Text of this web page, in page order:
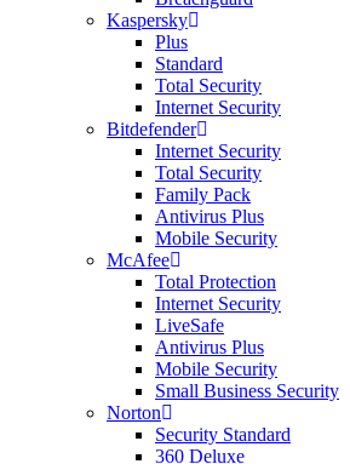
Kaspersky
Plus
Standard
Total Security
Internet Security
Bitdefender
Internet Security
Total Security
Family Pack
Antivirus Plus
Mobile Security
McAfee
Total Protection
Internet Security
LiveSafe
Antivirus Plus
Mobile Security
Small Business Security
Norton
Security Standard
360 Deluxe